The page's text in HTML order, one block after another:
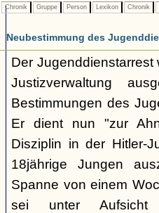
Chronik Gruppe Person Lexikon Chronik
Neubestimmung des
Der
Justizverwaltung
Bestimmungen des
Er dient nun "zur
Disziplin in der Hitler-
18jährige Jungen
Spanne von einem
sei unter